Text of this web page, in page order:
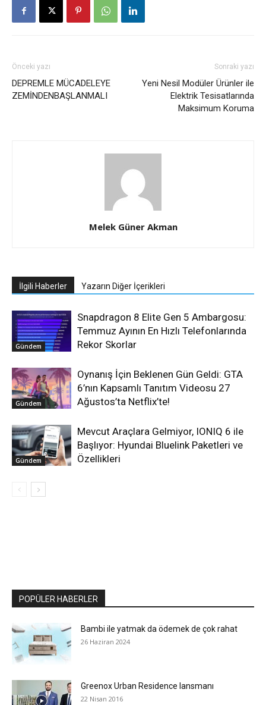
Önceki yazı
DEPREMLE MÜCADELEYE
ZEMİNDENBAŞLANMALI
Sonraki yazı
Yeni Nesil Modüler Ürünler ile
Elektrik Tesisatlarında
Maksimum Koruma
Melek Güner Akman
İlgili Haberler Yazarın Diğer İçerikleri
Gündem
Snapdragon 8 Elite Gen 5 Ambargosu:
Temmuz Ayının En Hızlı Telefonlarında
Rekor Skorlar
Gündem
Oynanış İçin Beklenen Gün Geldi: GTA
6’nın Kapsamlı Tanıtım Videosu 27
Ağustos’ta Netflix’te!
Gündem
Mevcut Araçlara Gelmiyor, IONIQ 6 ile
Başlıyor: Hyundai Bluelink Paketleri ve
Özellikleri
POPÜLER HABERLER
Bambi ile yatmak da ödemek de çok rahat
26 Haziran 2024
Greenox Urban Residence lansmanı
22 Nisan 2016